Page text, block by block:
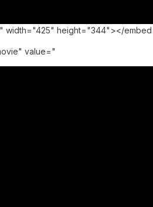
width="425" height="344"></
value="